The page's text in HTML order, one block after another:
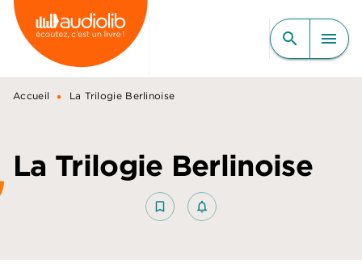
MENU RECHERCHE
CONTENU
PIED DE PAGE
search menu
Accueil • La Trilogie Berlinoise
La Trilogie Berlinoise
bookmark_border notifications_none_outlined